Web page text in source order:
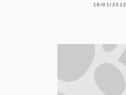
18/01/2012